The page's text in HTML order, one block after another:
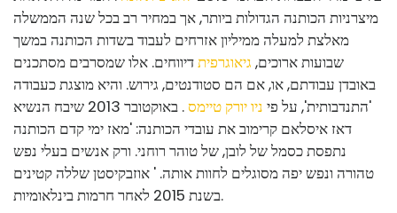
מיצרניות הכותנה הגדולות ביותר, אך במחיר רב בכל שנה הממשלה
מאלצת למעלה ממיליון אזרחים לעבוד בשדות הכותנה במשך
שבועות ארוכים, גיאוגרפיתדיווחים. אלו שמסרבים מסתכנים
באובדן עבודתם, או, אם הם סטודנטים, גירוש. והיא מוצגת כעבודה
'התנדבותית', על פי ניו יורק טיימס
. באוקטובר 2013 שיבח הנשיא
דאז איסלאם קרימוב את עובדי הכותנה: 'מאז ימי קדם הכותנה
נתפסת כסמל של לובן, של טוהר רוחני. ורק אנשים בעלי נפש
טהורה ונפש יפה מסוגלים לחוות אותה. ' אוזבקיסטן שללה קטינים
בשנת 2015 לאחר חרמות בינלאומיות.